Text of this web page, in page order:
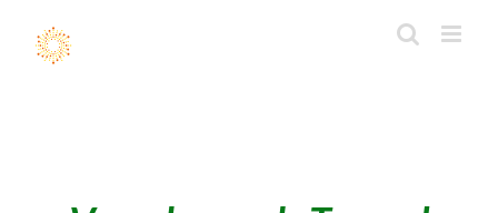
Inhalt